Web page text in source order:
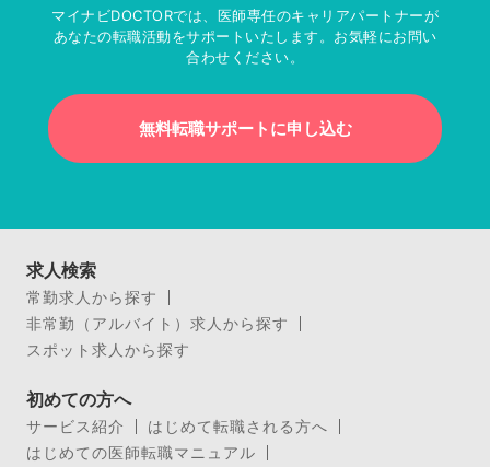
マイナビDOCTORでは、医師専任のキャリアパートナーが
あなたの転職活動をサポートいたします。お気軽にお問い
合わせください。
無料転職サポートに申し込む
求人検索
常勤求人から探す
非常勤（アルバイト）求人から探す
スポット求人から探す
初めての方へ
サービス紹介
はじめて転職される方へ
はじめての医師転職マニュアル